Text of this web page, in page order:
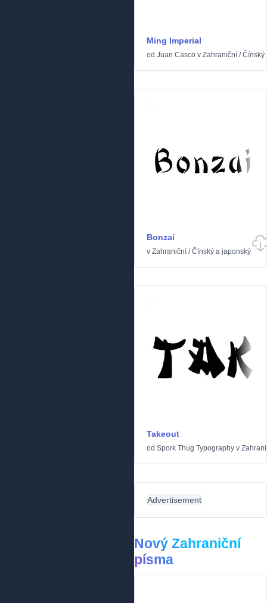
Ming Imperial
od Juan Casco v Zahraniční /Čínský
Bonzai
v Zahraniční /Čínský a japonský
Takeout
od Spork Thug Typography v
Advertisement
Nový Zahraniční
písma